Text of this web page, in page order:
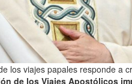
los viajes papales responde a
de los Viajes Apostólicos